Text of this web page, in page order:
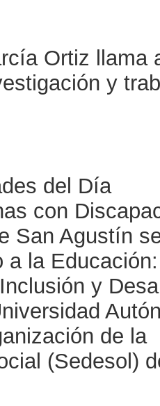
Ortiz llama
y
del Día
con
San Agustín
a la Educación:
y
de la
(Sedesol)